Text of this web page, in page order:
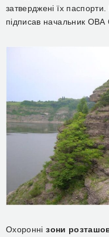
затверджені їх
підписав начальник ОВА
Охороннізони